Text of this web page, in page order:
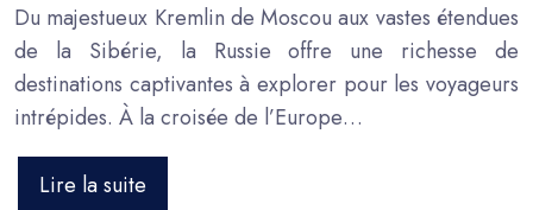
Du majestueux Kremlin de Moscou aux vastes étendues
de la Sibérie, la Russie offre une richesse de
destinations captivantes à explorer pour les voyageurs
intrépides. À la croisée de l’Europe…
Lire la suite